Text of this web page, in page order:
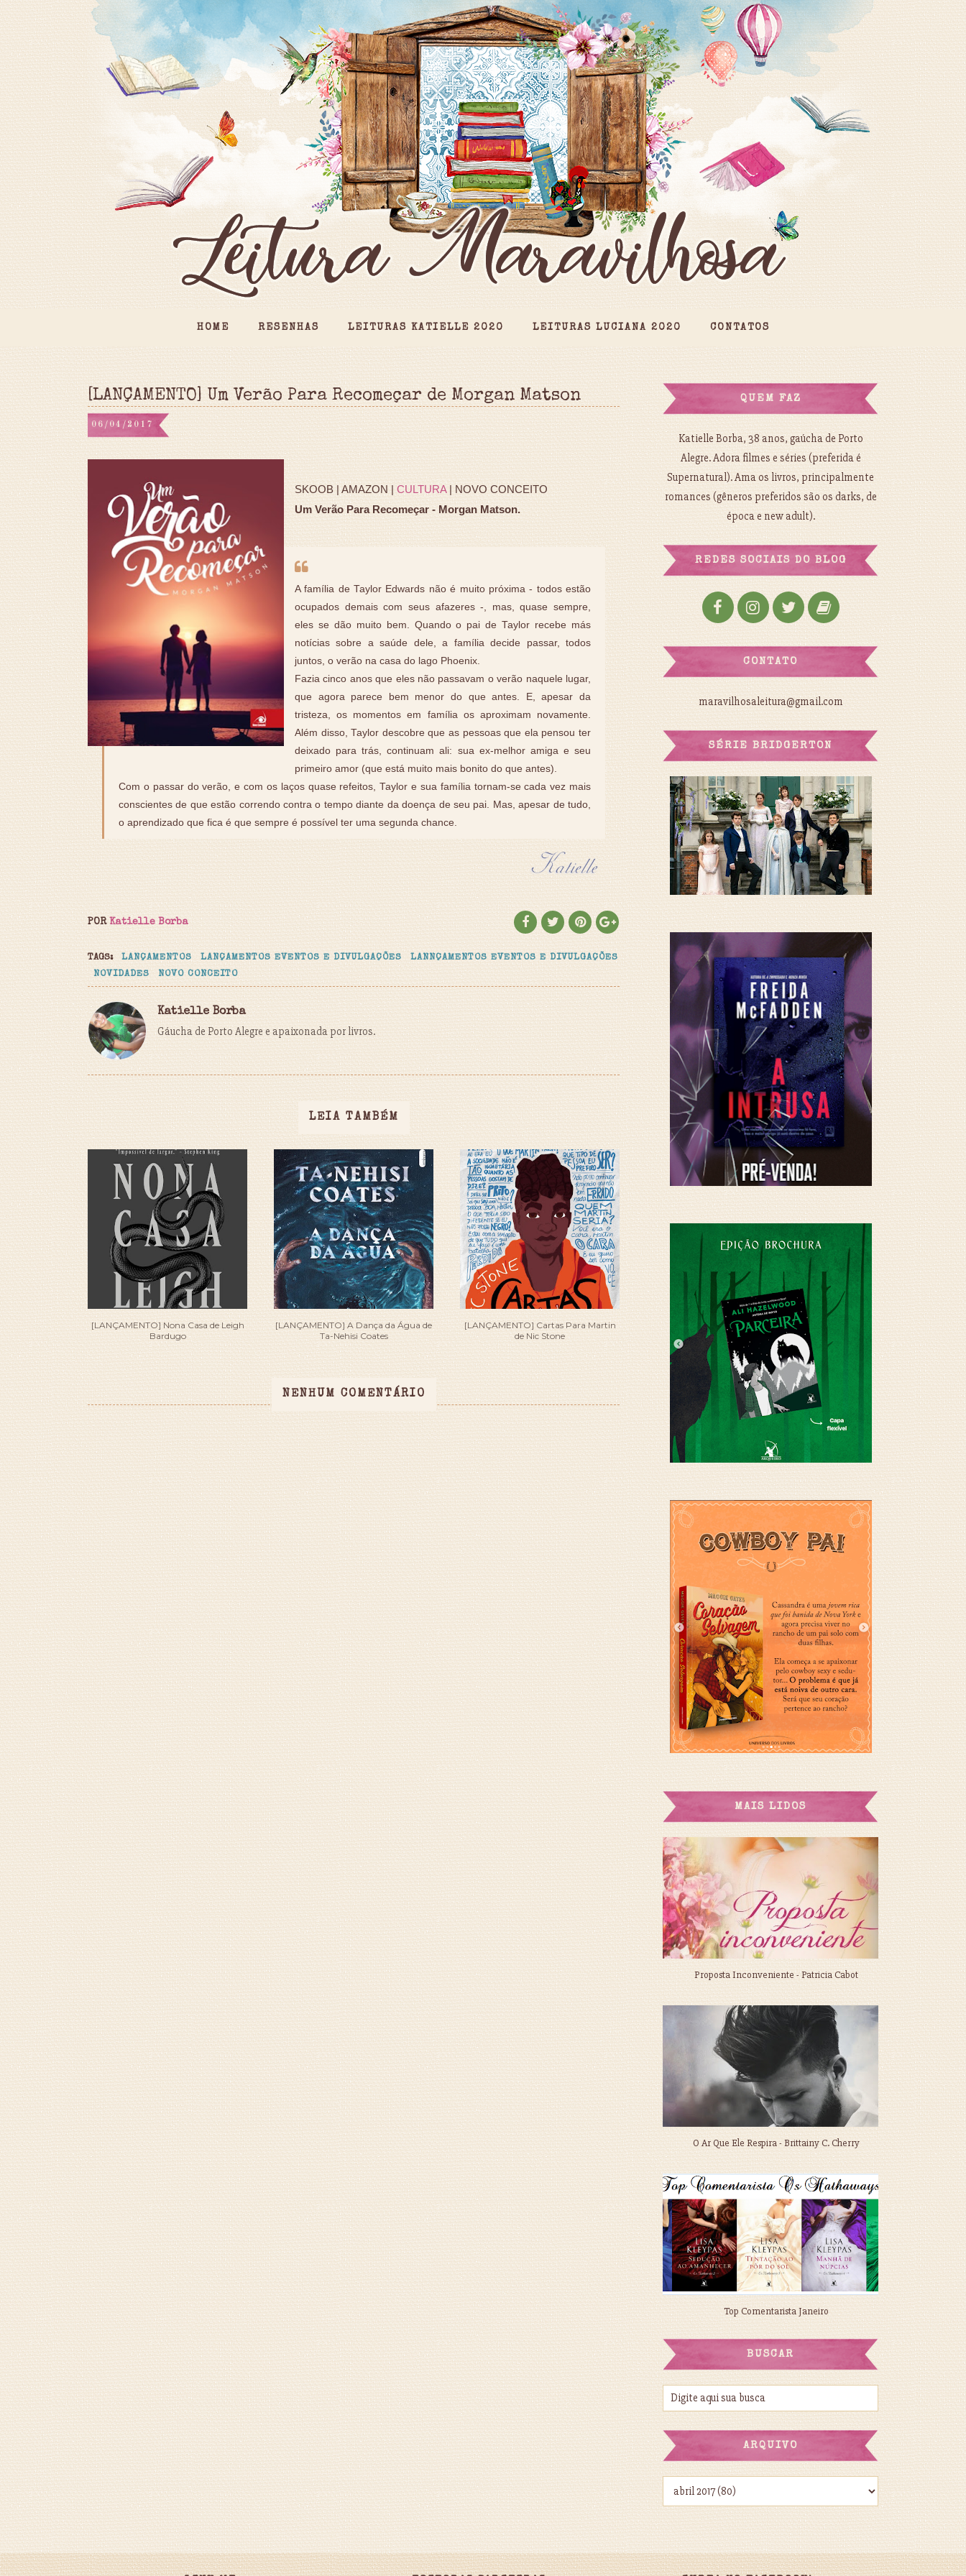
HOME RESENHAS LEITURAS KATIELLE 2020 LEITURAS LUCIANA 2020 CONTATOS
[LANÇAMENTO] Um Verão Para Recomeçar de Morgan Matson
06/04/2017
SKOOB | AMAZON |CULTURA| NOVO CONCEITO
Um Verão Para Recomeçar - Morgan Matson.
A família de Taylor Edwards não é muito próxima - todos estão
ocupados demais com seus afazeres -, mas, quase sempre,
eles se dão muito bem. Quando o pai de Taylor recebe más
notícias sobre a saúde dele, a família decide passar, todos
juntos, o verão na casa do lago Phoenix.
Fazia cinco anos que eles não passavam o verão naquele lugar,
que agora parece bem menor do que antes. E, apesar da
tristeza, os momentos em família os aproximam novamente.
Além disso, Taylor descobre que as pessoas que ela pensou ter
deixado para trás, continuam ali: sua ex-melhor amiga e seu
primeiro amor (que está muito mais bonito do que antes).
Com o passar do verão, e com os laços quase refeitos, Taylor e sua família tornam-se cada vez mais
conscientes de que estão correndo contra o tempo diante da doença de seu pai. Mas, apesar de tudo,
o aprendizado que fica é que sempre é possível ter uma segunda chance.
POR Katielle Borba
TAGS: LANÇAMENTOS LANÇAMENTOS EVENTOS E DIVULGAÇÕES
LANNÇAMENTOS EVENTOS E DIVULGAÇÕES
NOVIDADES
NOVO CONCEITO
Katielle Borba
Gáucha de Porto Alegre e apaixonada por livros.
LEIA TAMBÉM
[LANÇAMENTO] Nona Casa de Leigh
Bardugo
[LANÇAMENTO] A Dança da Água de
Ta-Nehisi Coates
[LANÇAMENTO] Cartas Para Martin
de Nic Stone
NENHUM COMENTÁRIO
QUEM FAZ
Katielle Borba, 38 anos, gaúcha de Porto
Alegre. Adora filmes e séries (preferida é
Supernatural). Ama os livros, principalmente
romances (gêneros preferidos são os darks, de
época e new adult).
REDES SOCIAIS DO BLOG
CONTATO
maravilhosaleitura@gmail.com
SÉRIE BRIDGERTON
MAIS LIDOS
Proposta Inconveniente - Patricia Cabot
O Ar Que Ele Respira - Brittainy C. Cherry
Top Comentarista Janeiro
BUSCAR
ARQUIVO